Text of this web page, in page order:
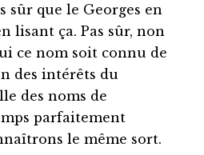
sûr que le Georges en
lisant ça. Pas sûr, non
ce nom soit connu de
des intérêts du
des noms de
parfaitement
le même sort.